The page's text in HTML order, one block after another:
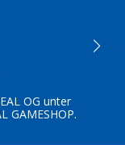
OG unter
GAMESHOP.